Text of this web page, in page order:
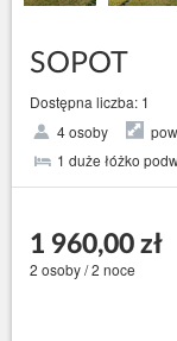
SOPOT
Dostępna liczba: 1
4 osoby
1 duże łóżko
1 960,00 zł
2 osoby / 2 noce